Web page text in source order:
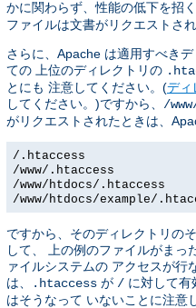
かに関わらず、性能の低下を招
ファイルは文書がリクエストさ
さらに、Apache は適用すべき
ての 上位のディレクトリの
とにも 注意してください。(ディ
してください。)ですから、 /
がリクエストされたときは、
/.htaccess
/www/.htaccess
/www/htdocs/.htaccess
/www/htdocs/example/
ですから、そのディレクトリの
して、 上の例のファイルがまっ
ァイルシステムの アクセスが行
は、
.htaccess が / に対して有
はそうなって いないことに注意